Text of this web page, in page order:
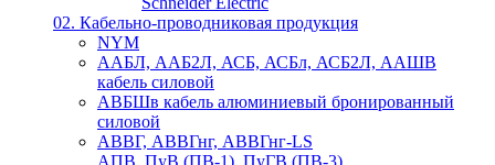
02. Кабельно-проводниковая продукция
NYM
ААБЛ, ААБ2Л, АСБ, АСБл, АСБ2Л, ААШВ
кабель силовой
АВБШв кабель алюминиевый бронированный
силовой
АВВГ, АВВГнг, АВВГнг-LS
АПВ, ПуВ (ПВ-1), ПуГВ (ПВ-3)